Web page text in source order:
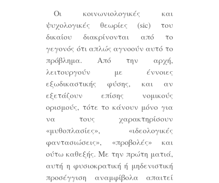
Οι κοινωνιολογικές και
ψυχολογικές θεωρίες (sic) του
δικαίου διακρίνονται από το
γεγονός ότι απλώς αγνοούν αυτό το
πρόβλημα. Από την αρχή,
λειτουργούν με έννοιες
εξωδικαστικής φύσης, και αν
εξετάζουν επίσης νομικούς
ορισμούς, τότε το κάνουν μόνο για
να τους χαρακτηρίσουν
«μυθοπλασίες», «ιδεολογικές
φαντασιώσεις», «προβολές» και
ούτω καθεξής. Με την πρώτη ματιά,
αυτή η φυσιοκρατική ή μηδενιστική
προσέγγιση αναμφίβολα απαιτεί